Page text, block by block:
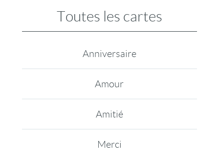
Toutes les cartes
Anniversaire
Amour
Amitié
Merci